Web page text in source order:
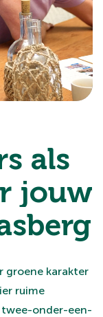
als
jouw
groene karakter
ruime
onder-een-